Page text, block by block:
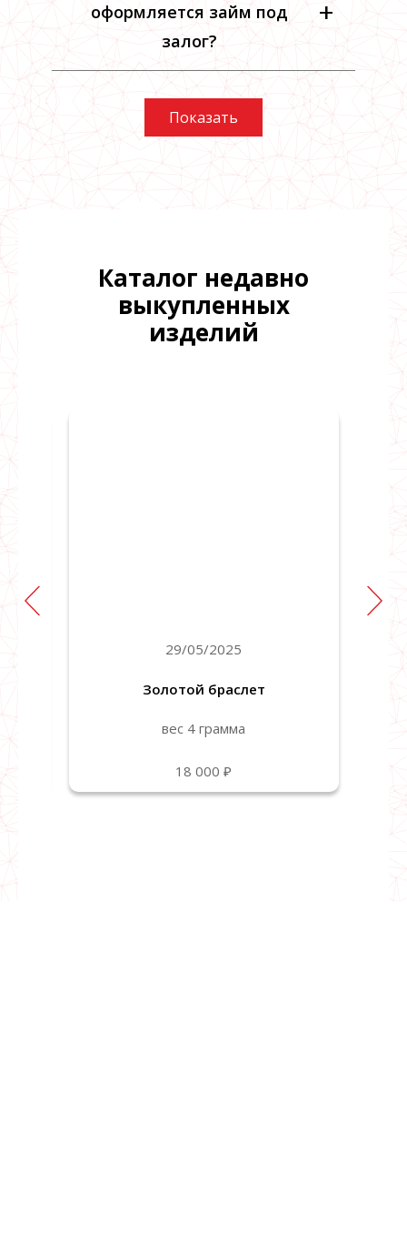
оформляется займ под
залог?
+
Показать
Каталог недавно
выкупленных
изделий
29/05/2025
Золотой браслет
вес 4 грамма
18 000 ₽